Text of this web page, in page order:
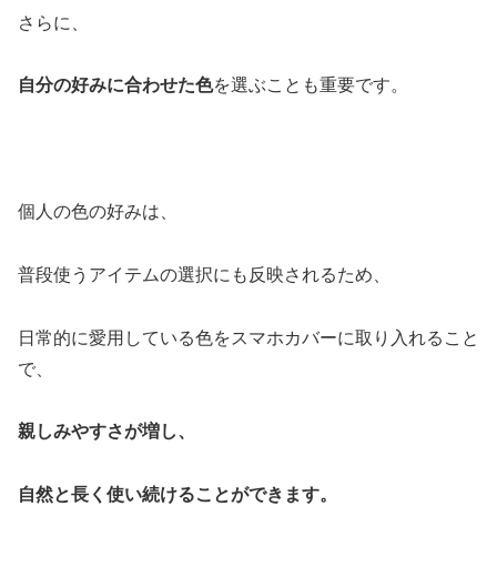
さらに、
自分の好みに合わせた色を選ぶことも重要です。
個人の色の好みは、
普段使うアイテムの選択にも反映されるため、
日常的に愛用している色をスマホカバーに取り入れること
で、
親しみやすさが増し、
自然と長く使い続けることができます。